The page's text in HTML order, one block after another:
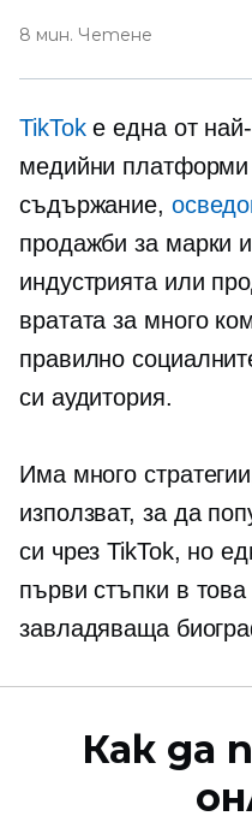
8 мин. Четене
TikTokе една от
медийни платформи
съдържание,
продажби за марки
индустрията или
вратата за много
правилно
си аудитория.
Има много
използват, за да
си чрез TikTok, но
първи стъпки в
завладяваща
Как да